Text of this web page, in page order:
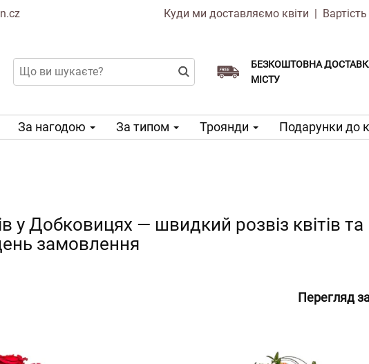
Куди ми доставляємо квіти |
БЕЗКОШТОВНА
МІСТУ
Доставка в той же день
Виберіть дату доставки
За нагодою За типом Троянди Подарунки до
у Добковицях — швидкий розвіз квітів
замовлення
Перегляд